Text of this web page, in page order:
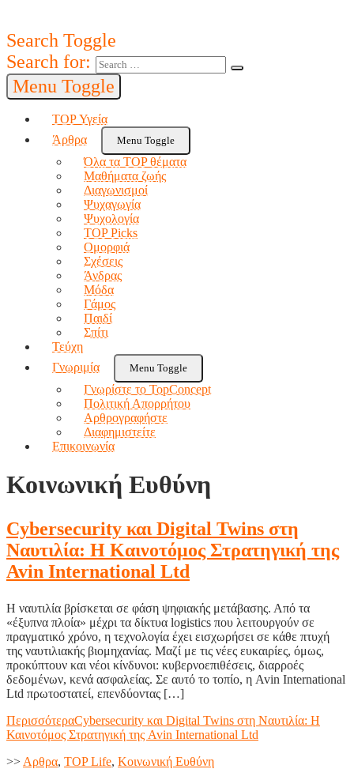
Search Toggle
Search for:
Menu Toggle
TOP Υγεία
Άρθρα
Menu Toggle
Όλα τα TOP θέματα
Μαθήματα ζωής
Διαγωνισμοί
Ψυχαγωγία
Ψυχολογία
TOP Picks
Ομορφιά
Σχέσεις
Άνδρας
Μόδα
Γάμος
Παιδί
Σπίτι
Τεύχη
Γνωριμία
Menu Toggle
Γνωρίστε το TopConcept
Πολιτική Απορρήτου
Αρθρογραφήστε
Διαφημιστείτε
Επικοινωνία
Κοινωνική Ευθύνη
Cybersecurity και Digital Twins στη
Ναυτιλία: Η Καινοτόμος Στρατηγική της
Avin International Ltd
Η ναυτιλία βρίσκεται σε φάση ψηφιακής μετάβασης. Από τα
«έξυπνα πλοία» μέχρι τα δίκτυα logistics που λειτουργούν σε
πραγματικό χρόνο, η τεχνολογία έχει εισχωρήσει σε κάθε πτυχή
της ναυτιλιακής βιομηχανίας. Μαζί με τις νέες ευκαιρίες, όμως,
προκύπτουν και νέοι κίνδυνοι: κυβερνοεπιθέσεις, διαρροές
δεδομένων, κενά ασφαλείας. Σε αυτό το τοπίο, η Avin International
Ltd πρωτοστατεί, επενδύοντας […]
ΠερισσότεραCybersecurity και Digital Twins στη Ναυτιλία: Η
Καινοτόμος Στρατηγική της Avin International Ltd
>>Aρθρα, TOP Life, Κοινωνική Ευθύνη